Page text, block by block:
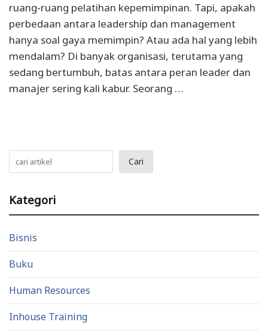
ruang-ruang pelatihan kepemimpinan. Tapi, apakah
perbedaan antara leadership dan management
hanya soal gaya memimpin? Atau ada hal yang lebih
mendalam? Di banyak organisasi, terutama yang
sedang bertumbuh, batas antara peran leader dan
manajer sering kali kabur. Seorang …
Cari
Kategori
Bisnis
Buku
Human Resources
Inhouse Training